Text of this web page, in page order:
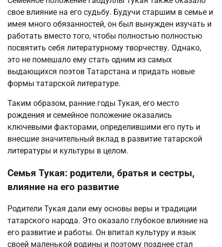
свое влияние на его судьбу. Будучи старшим в семье и
имея много обязанностей, он был вынужден изучать и
работать вместо того, чтобы полностью полностью
посвятить себя литературному творчеству. Однако,
это не помешало ему стать одним из самых
выдающихся поэтов Татарстана и придать новые
формы татарской литературе.
Таким образом, ранние годы Тукая, его место
рождения и семейное положение оказались
ключевыми факторами, определившими его путь и
внесшие значительный вклад в развитие татарской
литературы и культуры в целом.
Семья Тукая: родители, братья и сестры,
влияние на его развитие
Родители Тукая дали ему основы веры и традиции
татарского народа. Это оказало глубокое влияние на
его развитие и работы. Он впитал культуру и язык
своей маленькой родины и поэтому позднее стал